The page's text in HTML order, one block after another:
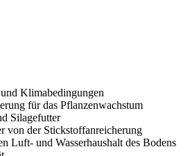
Klimabedingungen
für das Pflanzenwachstum
Silagefutter
von der Stickstoffanreicherung
Luft- und Wasserhaushalt des Bodens